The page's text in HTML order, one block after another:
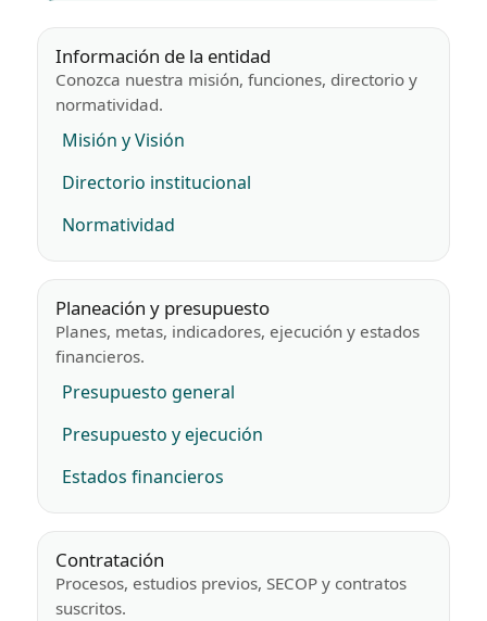
Información de la entidad
Conozca nuestra misión, funciones, directorio y
normatividad.
Misión y Visión
Directorio institucional
Normatividad
Planeación y presupuesto
Planes, metas, indicadores, ejecución y estados
financieros.
Presupuesto general
Presupuesto y ejecución
Estados financieros
Contratación
Procesos, estudios previos, SECOP y contratos
suscritos.